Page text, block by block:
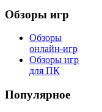
Обзоры игр
Обзоры
онлайн-игр
Обзоры игр
для ПК
Популярное